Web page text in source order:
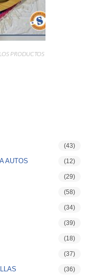
PRODUCTOS
(43)
AUTOS (12)
(29)
(58)
(34)
(39)
(18)
(37)
(36)